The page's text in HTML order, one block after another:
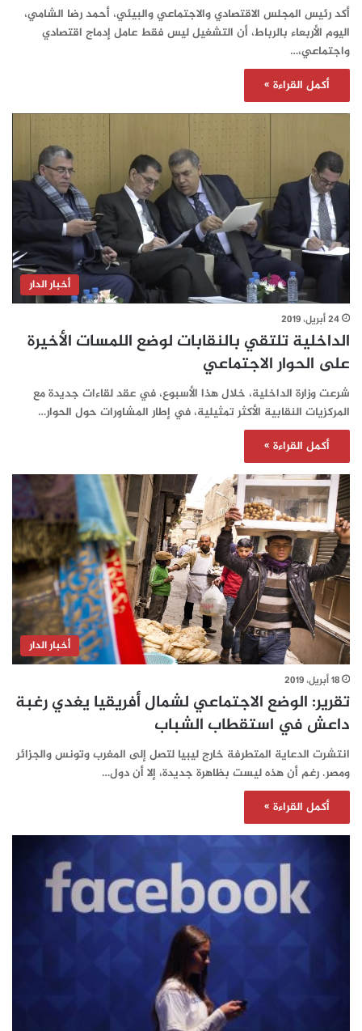
أكد رئيس المجلس الاقتصادي والاجتماعي والبيئي، أحمد رضا الشامي،
اليوم الأربعاء بالرباط، أن التشغيل ليس فقط عامل إدماج اقتصادي
واجتماعي،…
أكمل القراءة »
أخبار الدار
24 أبريل، 2019
الداخلية تلتقي بالنقابات لوضع اللمسات الأخيرة
على الحوار الاجتماعي
شرعت وزارة الداخلية، خلال هذا الأسبوع، في عقد لقاءات جديدة مع
المركزيات النقابية الأكثر تمثيلية، في إطار المشاورات حول الحوار…
أكمل القراءة »
أخبار الدار
18 أبريل، 2019
تقرير: الوضع الاجتماعي لشمال أفريقيا يغدي رغبة
داعش في استقطاب الشباب
انتشرت الدعاية المتطرفة خارج ليبيا لتصل إلى المغرب وتونس والجزائر
ومصر. رغم أن هذه ليست بظاهرة جديدة، إلا أن دول…
أكمل القراءة »